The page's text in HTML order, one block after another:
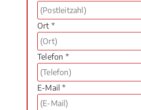
Ort *
Telefon *
E-Mail *